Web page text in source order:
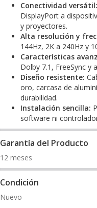
Conectividad versátil:
DisplayPort a
y proyectores.
Alta resolución y
144Hz, 2K a 240Hz y
Características
Dolby 7.1, FreeSync y
Diseño resistente:
oro, carcasa de
durabilidad.
Instalación sencilla:
software ni
Garantía del Producto
12 meses
Condición
Nuevo